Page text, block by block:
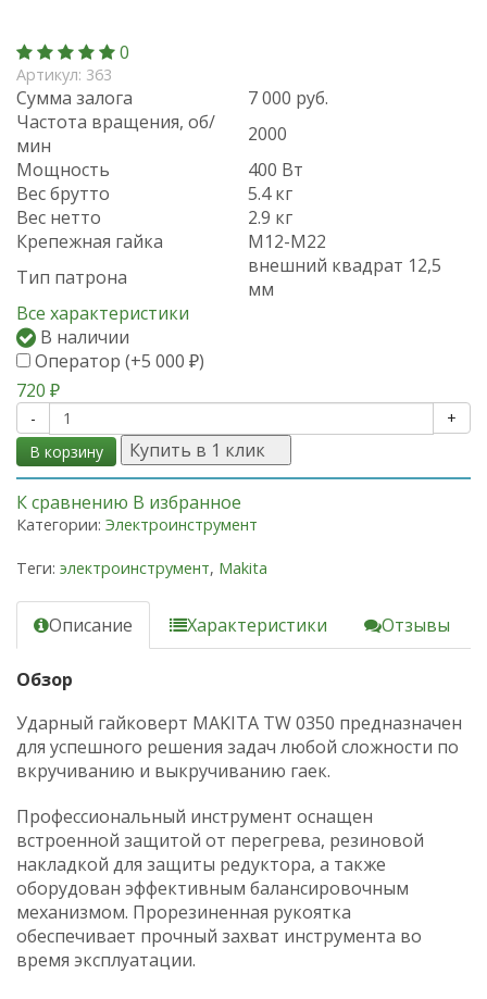
0
Артикул: 363
Сумма залога
7 000 руб.
Частота вращения, об/
мин
2000
Мощность
400 Вт
Вес брутто
5.4 кг
Вес нетто
2.9 кг
Крепежная гайка
М12-М22
Тип патрона
внешний квадрат 12,5
мм
Все характеристики
В наличии
Оператор (+5 000 ₽)
720 ₽
-
+
В корзину
Купить в 1 клик
К сравнению В избранное
Категории: Электроинструмент
Теги: электроинструмент, Makita
Описание Характеристики Отзывы
Обзор
Ударный гайковерт MAKITA TW 0350 предназначен
для успешного решения задач любой сложности по
вкручиванию и выкручиванию гаек.
Профессиональный инструмент оснащен
встроенной защитой от перегрева, резиновой
накладкой для защиты редуктора, а также
оборудован эффективным балансировочным
механизмом. Прорезиненная рукоятка
обеспечивает прочный захват инструмента во
время эксплуатации.